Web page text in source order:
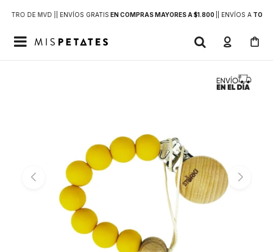
DE MVD | | ENVÍOS GRATIS EN COMPRAS MAYORES A $1.800 | ENVÍOS ATODO
